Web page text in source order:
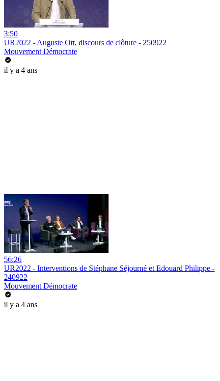
3:50
UR2022 - Auguste Ott, discours de clôture - 250922
Mouvement Démocrate
il y a 4 ans
56:26
UR2022 - Interventions de Stéphane Séjourné et Edouard Philippe -
240922
Mouvement Démocrate
il y a 4 ans